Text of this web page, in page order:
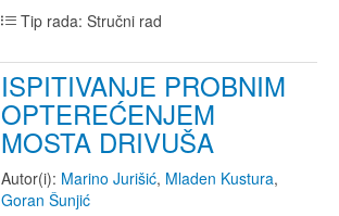
Tip rada: Stručni rad
ISPITIVANJE PROBNIM
OPTEREĆENJEM
MOSTA DRIVUŠA
Autor(i): Marino Jurišić, Mladen Kustura,
Goran Šunjić